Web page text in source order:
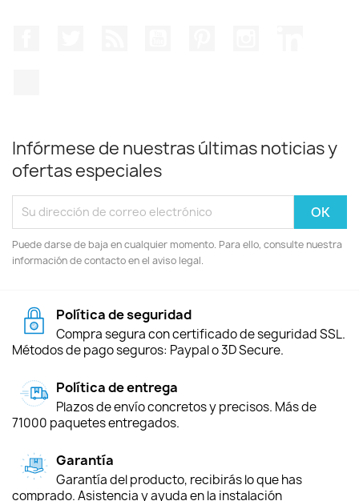
Infórmese de nuestras últimas noticias y
ofertas especiales
Puede darse de baja en cualquier momento. Para ello, consulte nuestra
información de contacto en el aviso legal.
Política de seguridad
Compra segura con certificado de seguridad SSL.
Métodos de pago seguros: Paypal o 3D Secure.
Política de entrega
Plazos de envío concretos y precisos. Más de
71000 paquetes entregados.
Garantía
Garantía del producto, recibirás lo que has
comprado. Asistencia y ayuda en la instalación